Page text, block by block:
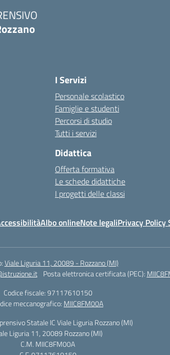
I Servizi
Personale scolastico
Famiglie e studenti
Percorsi di studio
Tutti i servizi
Didattica
Offerta formativa
Le schede didattiche
I progetti delle classi
Albo onlineNote legaliPrivacy Policy
Viale Liguria 11, 20089 - Rozzano (MI)
Posta elettronica certificata (PEC):
Codice fiscale: 97117610150
meccanografico: MIIC8FM00A
Statale IC Viale Liguria Rozzano (MI)
Liguria 11, 20089 Rozzano (MI)
C.M. MIIC8FM00A